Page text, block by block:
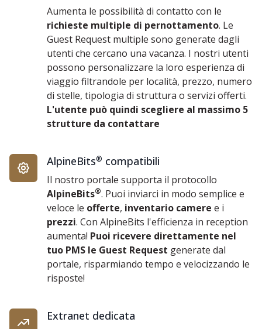
Aumenta le possibilità di contatto con le
richieste multiple di pernottamento. Le
Guest Request multiple sono generate dagli
utenti che cercano una vacanza. I nostri utenti
possono personalizzare la loro esperienza di
viaggio filtrandole per località, prezzo, numero
di stelle, tipologia di struttura o servizi offerti.
L'utente può quindi scegliere al massimo 5
strutture da contattare
AlpineBits® compatibili
Il nostro portale supporta il protocollo
AlpineBits®. Puoi inviarci in modo semplice e
veloce le offerte, inventario camere e i
prezzi. Con AlpineBits l'efficienza in reception
aumenta! Puoi ricevere direttamente nel
tuo PMS le Guest Request generate dal
portale, risparmiando tempo e velocizzando le
risposte!
Extranet dedicata